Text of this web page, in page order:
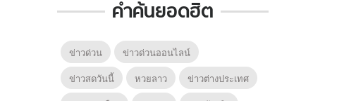
คำค้นยอดฮิต
ข่าวด่วน
ข่าวด่วนออนไลน์
ข่าวสดวันนี้
หวยลาว
ข่าวต่างประเทศ